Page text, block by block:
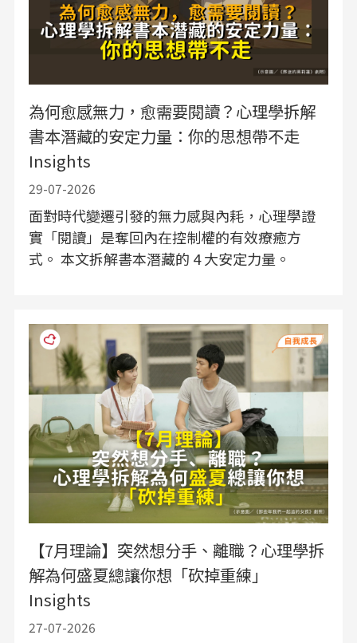
為何愈感無力，愈需要閱讀？心理學拆解
書本潛藏的安定力量：你的思想帶不走
Insights
29-07-2026
面對時代變遷引發的無力感與內耗，心理學證
實「閱讀」是奪回內在控制權的有效療癒方
式。 本文拆解書本潛藏的 4 大安定力量。
【7月理論】突然想分手、離職？心理學拆
解為何盛夏總讓你想「砍掉重練」
Insights
27-07-2026